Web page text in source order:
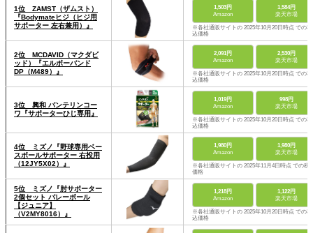
1位 ZAMST（ザムスト）
『Bodymateヒジ（ヒジ用
サポーター 左右兼用）』
1,503円
Amazon
1,584円
楽天市場
※各社通販サイトの 2025年10月20日時点 での税
込価格
2位 MCDAVID（マクダビ
ッド）『エルボーバンド
DP（M489）』
2,091円
Amazon
2,530円
楽天市場
※各社通販サイトの 2025年10月20日時点 での税
込価格
3位 興和 バンテリンコー
ワ『サポーターひじ専用』
1,019円
Amazon
998円
楽天市場
※各社通販サイトの 2025年10月20日時点 での税
込価格
4位 ミズノ『野球専用ベー
スボールサポーター 右投用
（12JY5X02）』
1,980円
Amazon
1,980円
楽天市場
※各社通販サイトの 2025年11月4日時点 での税
価格
5位 ミズノ『肘サポーター
2個セット バレーボール
【ジュニア】
（V2MY8016）』
1,218円
Amazon
1,122円
楽天市場
※各社通販サイトの 2025年10月20日時点 での税
込価格